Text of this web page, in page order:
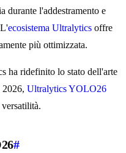
durante l'addestramento e
ecosistema Ultralytics offre
più ottimizzata.
ha ridefinito lo stato dell'arte
Ultralytics YOLO26
#